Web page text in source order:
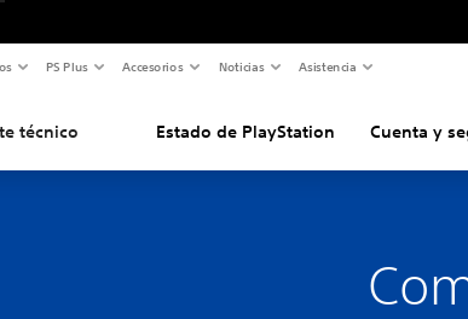
PS Plus Accesorios Noticias Asistencia
técnico Estado de PlayStation Cuenta y